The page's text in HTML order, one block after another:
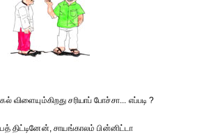
விளையும்கிறது சரியாப் போச்சா... எப்படி ?
திட்டினேன், சாயங்காலம் பின்னிட்டா